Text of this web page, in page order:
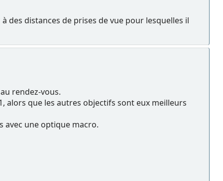
des distances de prises de vue pour lesquelles il
rendez-vous.
alors que les autres objectifs sont eux meilleurs
avec une optique macro.